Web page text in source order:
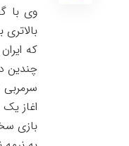
وی با
که
چندین
سرمربی
اغاز
بازی